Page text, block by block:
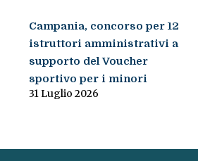
Campania, concorso per 12
istruttori amministrativi a
supporto del Voucher
sportivo per i minori
31 Luglio 2026